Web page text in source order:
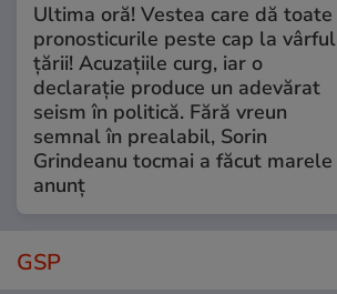
Ultima oră! Vestea care dă toate
pronosticurile peste cap la vârful
țării! Acuzațiile curg, iar o
declarație produce un adevărat
seism în politică. Fără vreun
semnal în prealabil, Sorin
Grindeanu tocmai a făcut marele
anunț
GSP